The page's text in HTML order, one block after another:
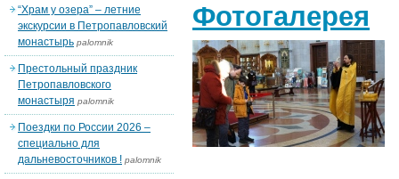
Фотогалерея
“Храм у озера” – летние
экскурсии в Петропавловский
монастырь palomnik
Престольный праздник
Петропавловского
монастыря palomnik
Поездки по России 2026 –
специально для
дальневосточников ! palomnik